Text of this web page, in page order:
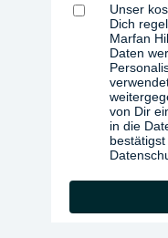
Unser
Dich
Marfan
Daten
von Dir
in die